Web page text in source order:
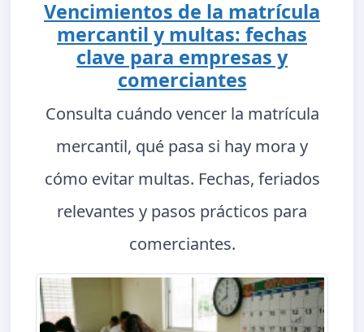
Vencimientos de la matrícula
mercantil y multas: fechas
clave para empresas y
comerciantes
Consulta cuándo vencer la matrícula
mercantil, qué pasa si hay mora y
cómo evitar multas. Fechas, feriados
relevantes y pasos prácticos para
comerciantes.